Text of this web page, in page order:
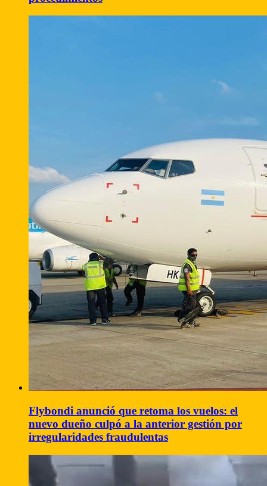
Flybondi anunció que retoma los vuelos: el
nuevo dueño culpó a la anterior gestión por
irregularidades fraudulentas